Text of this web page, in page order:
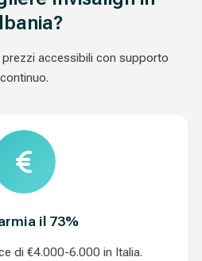
accessibili con supporto
continuo.
il 73%
di €4.000-6.000 in Italia.